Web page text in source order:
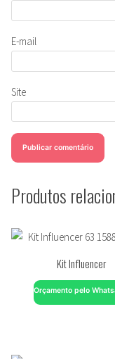
E-mail
Site
Produtos
Kit Influencer
Orçamento pelo